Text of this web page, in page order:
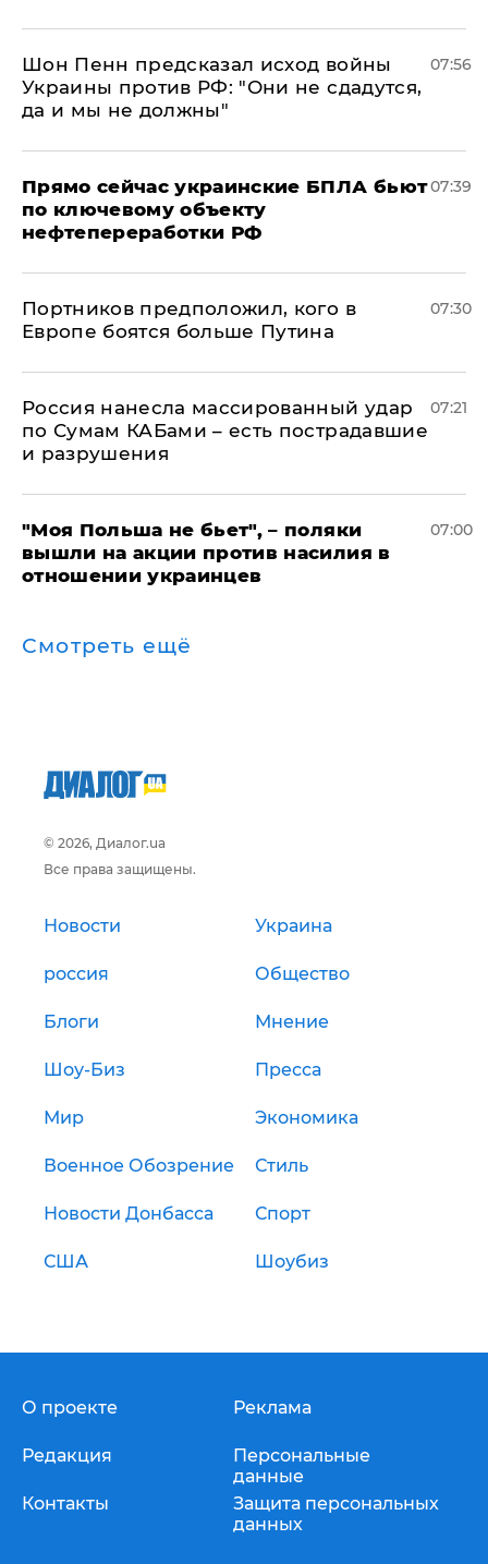
Шон Пенн предсказал исход войны
Украины против РФ: "Они не сдадутся,
да и мы не должны"
07:56
Прямо сейчас украинские БПЛА бьют
по ключевому объекту
нефтепереработки РФ
07:39
Портников предположил, кого в
Европе боятся больше Путина
07:30
Россия нанесла массированный удар
по Сумам КАБами – есть пострадавшие
и разрушения
07:21
"Моя Польша не бьет", – поляки
вышли на акции против насилия в
отношении украинцев
07:00
Смотреть ещё
© 2026, Диалог.ua
Все права защищены.
Новости Украина
россия Общество
Блоги Мнение
Шоу-Биз Пресса
Мир Экономика
Военное Обозрение Стиль
Новости Донбасса Спорт
США Шоубиз
О проекте
Редакция
Контакты
Реклама
Персональные
данные
Защита персональных
данных